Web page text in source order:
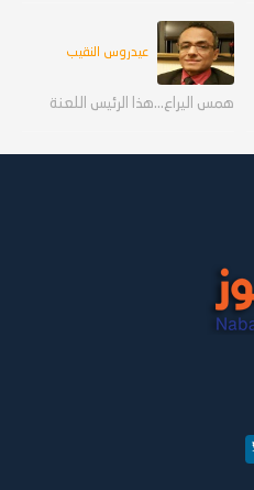
عيدروس النقيب
همس اليراع...هذا الرئيس اللعنة